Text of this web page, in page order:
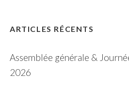
ARTICLES RÉCENTS
Assemblée générale &
2026